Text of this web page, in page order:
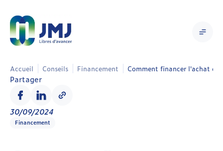
Accueil Conseils Financement Comment financer l'achat
Partager
30/09/2024
Financement